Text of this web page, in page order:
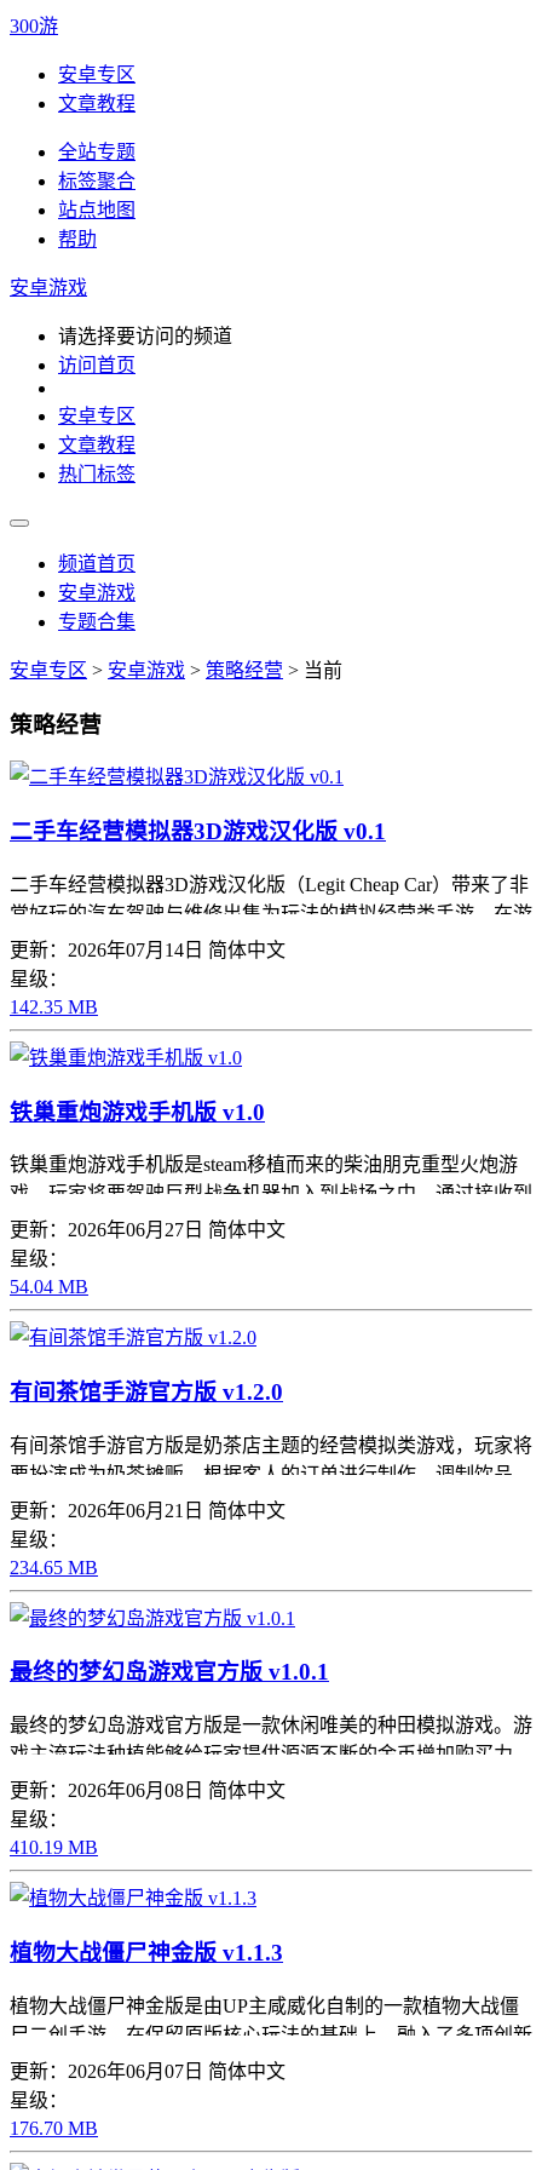
300游
安卓专区
文章教程
全站专题
标签聚合
站点地图
帮助
安卓游戏
请选择要访问的频道
访问首页
安卓专区
文章教程
热门标签
频道首页
安卓游戏
专题合集
安卓专区 > 安卓游戏 > 策略经营 > 当前
策略经营
二手车经营模拟器3D游戏汉化版 v0.1
二手车经营模拟器3D游戏汉化版（Legit Cheap Car）带来了非
常好玩的汽车驾驶与维修出售为玩法的模拟经营类手游。在游
戏中，玩家将第一人称视角经营着自己的汽修店，通过回收废
弃车辆，对车辆进行维修、清洗最
更新：2026年07月14日 简体中文
星级：
142.35 MB
铁巢重炮游戏手机版 v1.0
铁巢重炮游戏手机版是steam移植而来的柴油朋克重型火炮游
戏，玩家将要驾驶巨型战争机器加入到战场之中，通过接收到
的坐标进行地图测距，液压系统推到极限，校准火炮并发起毁
灭性的打击，每次的选择都将会改变整个战局，准
更新：2026年06月27日 简体中文
星级：
54.04 MB
有间茶馆手游官方版 v1.2.0
有间茶馆手游官方版是奶茶店主题的经营模拟类游戏，玩家将
要扮演成为奶茶摊贩，根据客人的订单进行制作，调制饮品，
选择适合的茶叶和配料，不断地解锁全新的功能和地点，在逐
渐的经营中将你的小推车发展成一家生意兴隆的茶摊吧
更新：2026年06月21日 简体中文
星级：
234.65 MB
最终的梦幻岛游戏官方版 v1.0.1
最终的梦幻岛游戏官方版是一款休闲唯美的种田模拟游戏。游
戏主流玩法种植能够给玩家提供源源不断的金币增加购买力
度，还有一些分支玩法建造岛屿装饰小屋和换装玩法，在游戏
里面玩家可以根据自己的需求种田养家
更新：2026年06月08日 简体中文
星级：
410.19 MB
植物大战僵尸神金版 v1.1.3
植物大战僵尸神金版是由UP主咸威化自制的一款植物大战僵
尸二创手游，在保留原版核心玩法的基础上，融入了多项创新
设计，它加入了果冻弹性特效，每当植物发动攻击时，玩家都
能感受到Q弹的动态效果，让战斗过程更加生动有趣
更新：2026年06月07日 简体中文
星级：
176.70 MB